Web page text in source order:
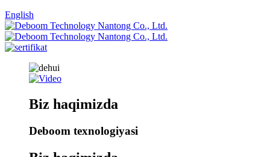
English
Biz haqimizda
Deboom texnologiyasi